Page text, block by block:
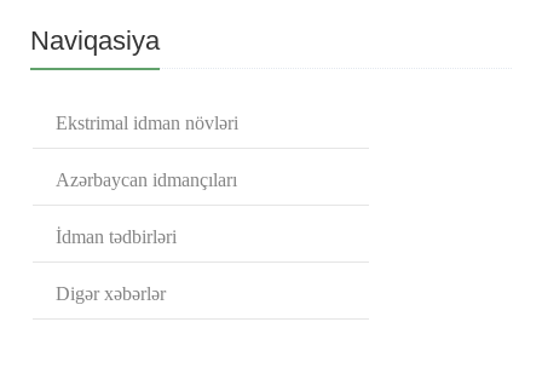
Naviqasiya
Ekstrimal idman növləri
Azərbaycan idmançıları
İdman tədbirləri
Digər xəbərlər